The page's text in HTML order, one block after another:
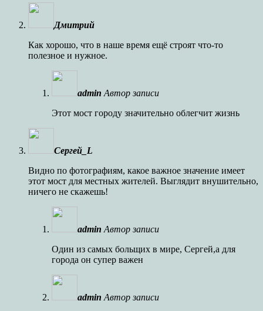
Дмитрий
Как хорошо, что в наше время ещё строят что-то
полезное и нужное.
admin Автор записи
Этот мост городу значительно облегчит жизнь
Сергей_L
Видно по фотографиям, какое важное значение имеет
этот мост для местных жителей. Выглядит внушительно,
ничего не скажешь!
admin Автор записи
Один из самых больщих в мире, Сергей,а для
города он супер важен
admin Автор записи